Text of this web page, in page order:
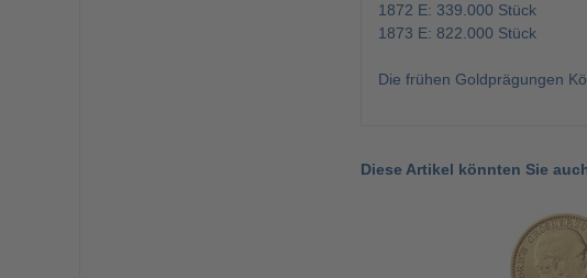
1872 E: 339.000 Stück
1873 E: 822.000 Stück
Die frühen Goldprägungen
Diese Artikel könnten Sie